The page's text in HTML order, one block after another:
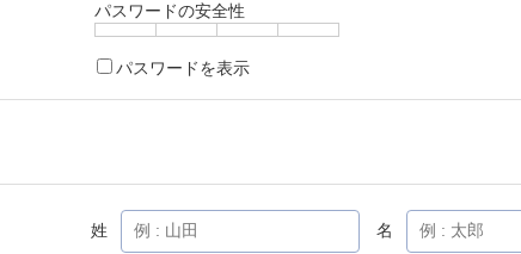
パスワードの安全性
パスワードを表示
姓 名